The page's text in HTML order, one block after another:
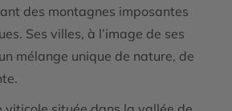
des montagnes imposantes
. Ses villes, à l’image de ses
mélange unique de nature, de
.